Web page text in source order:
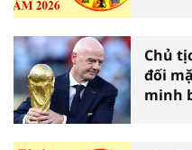
Chủ
đối
minh